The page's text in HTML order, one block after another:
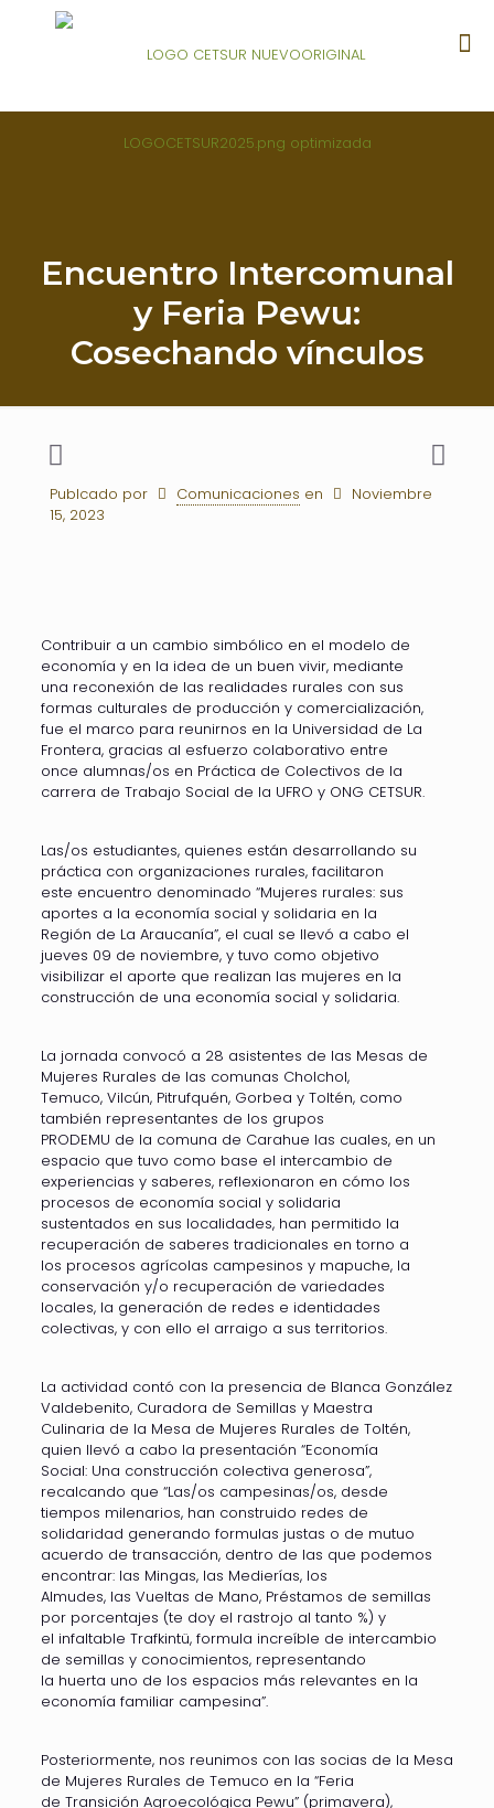
Encuentro Intercomunal
y Feria Pewu:
Cosechando vínculos
Publcado por Comunicaciones en
Noviembre
15, 2023
Contribuir a un cambio simbólico en el modelo de
economía y en la idea de un buen vivir, mediante
una reconexión de las realidades rurales con sus
formas culturales de producción y comercialización,
fue el marco para reunirnos en la Universidad de La
Frontera, gracias al esfuerzo colaborativo entre
once alumnas/os en Práctica de Colectivos de la
carrera de Trabajo Social de la UFRO y ONG CETSUR.
Las/os estudiantes, quienes están desarrollando su
práctica con organizaciones rurales, facilitaron
este encuentro denominado “Mujeres rurales: sus
aportes a la economía social y solidaria en la
Región de La Araucanía”, el cual se llevó a cabo el
jueves 09 de noviembre, y tuvo como objetivo
visibilizar el aporte que realizan las mujeres en la
construcción de una economía social y solidaria.
La jornada convocó a 28 asistentes de las Mesas de
Mujeres Rurales de las comunas Cholchol,
Temuco, Vilcún, Pitrufquén, Gorbea y Toltén, como
también representantes de los grupos
PRODEMU de la comuna de Carahue las cuales, en un
espacio que tuvo como base el intercambio de
experiencias y saberes, reflexionaron en cómo los
procesos de economía social y solidaria
sustentados en sus localidades, han permitido la
recuperación de saberes tradicionales en torno a
los procesos agrícolas campesinos y mapuche, la
conservación y/o recuperación de variedades
locales, la generación de redes e identidades
colectivas, y con ello el arraigo a sus territorios.
La actividad contó con la presencia de Blanca González
Valdebenito, Curadora de Semillas y Maestra
Culinaria de la Mesa de Mujeres Rurales de Toltén,
quien llevó a cabo la presentación “Economía
Social: Una construcción colectiva generosa”,
recalcando que “Las/os campesinas/os, desde
tiempos milenarios, han construido redes de
solidaridad generando formulas justas o de mutuo
acuerdo de transacción, dentro de las que podemos
encontrar: las Mingas, las Medierías, los
Almudes, las Vueltas de Mano, Préstamos de semillas
por porcentajes (te doy el rastrojo al tanto %) y
el infaltable Trafkintü, formula increíble de intercambio
de semillas y conocimientos, representando
la huerta uno de los espacios más relevantes en la
economía familiar campesina”.
Posteriormente, nos reunimos con las socias de la Mesa
de Mujeres Rurales de Temuco en la “Feria
de Transición Agroecológica Pewu” (primavera),